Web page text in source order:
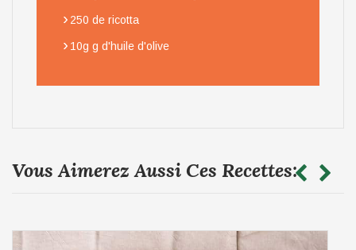
› 250 de ricotta
› 10g g d'huile d'olive
Vous Aimerez Aussi Ces Recettes: